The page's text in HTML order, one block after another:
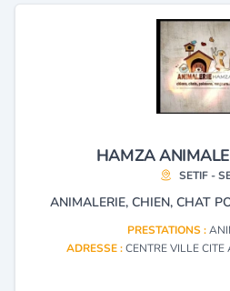
HAMZA
SETIF -
ANIMALERIE, CHIEN, CHAT
PRESTATIONS :
ADRESSE :CENTRE VILLE CITE